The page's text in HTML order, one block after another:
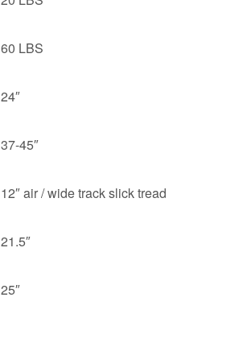
60 LBS
24″
37-45″
12″ air / wide track slick tread
21.5″
25″